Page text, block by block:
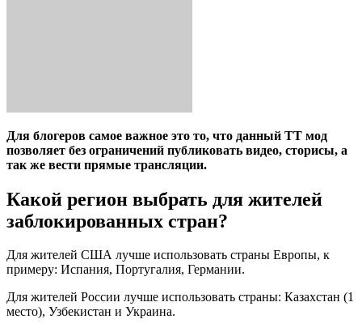
Для блогеров самое важное это то, что данный ТТ мод
позволяет без ограничений публиковать видео, сторисы, а
так же вести прямые трансляции.
Какой регион выбрать для жителей
заблокированных стран?
Для жителей США лучше использовать страны Европы, к
примеру: Испания, Португалия, Германии.
Для жителей России лучше использовать страны: Казахстан (1
место), Узбекистан и Украина.